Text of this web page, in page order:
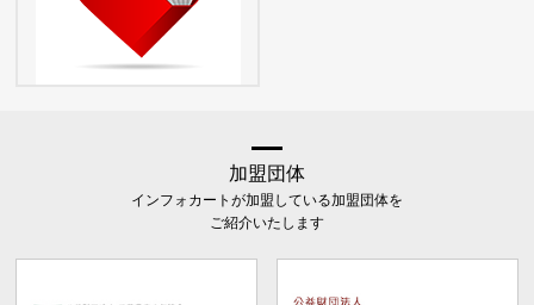
加盟団体
インフォカートが加盟している加盟団体を
ご紹介いたします